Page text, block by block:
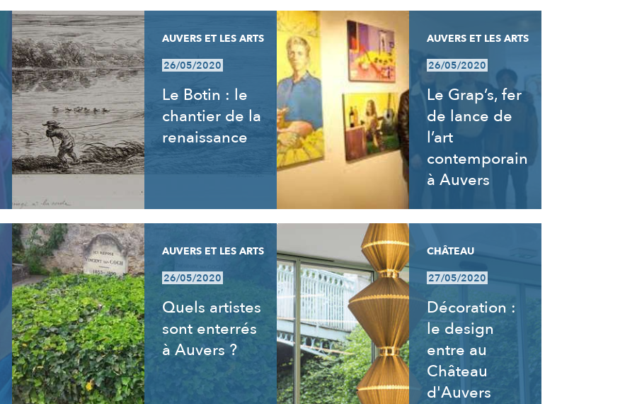
AUVERS ET LES ARTS
26/05/2020
Le Botin : le
chantier de la
renaissance
AUVERS ET LES ARTS
26/05/2020
Le Grap’s, fer
de lance de
l’art
contemporain
à Auvers
AUVERS ET LES ARTS
26/05/2020
Quels artistes
sont enterrés
à Auvers ?
CHÂTEAU
27/05/2020
Décoration :
le design
entre au
Château
d'Auvers